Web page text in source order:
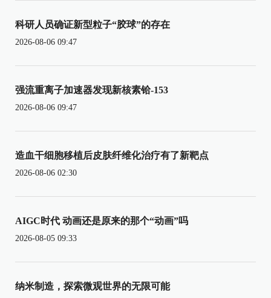
科研人员确证新型粒子“胶球”的存在
2026-08-06 09:47
强流重离子加速器发现新核素铪-153
2026-08-06 09:47
造血干细胞移植后皮肤纤维化治疗有了新靶点
2026-08-06 02:30
AIGC时代 动画还是原来的那个“动画”吗
2026-08-05 09:33
纳米制造，探索微观世界的无限可能